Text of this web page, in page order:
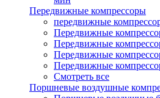
Передвижные компрессоры
передвижные
Передвижные
Передвижные
Передвижные
Передвижные
Смотреть все
Поршневые воздушные